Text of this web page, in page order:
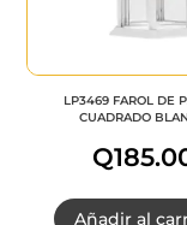
LP3469 FAROL DE
CUADRADO
Q
Añadir al